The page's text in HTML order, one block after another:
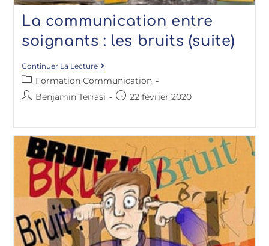
La communication entre
soignants : les bruits (suite)
Continuer La Lecture
Formation Communication
Benjamin Terrasi
22 février 2020